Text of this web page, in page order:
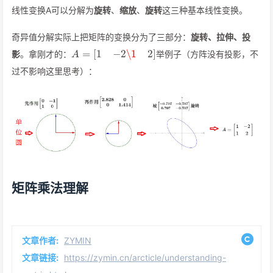
线性变换A可以分解为旋转、 缩放、 旋转这三种基本线性变换。
奇异值分解实际上把矩阵的变换分为了三部分： 旋转、拉伸、投
影。拿刚才的：
A −2 ]
举例子（方阵没有投影，不
过不影响这里思考）：
矩阵乘法理解
文章作者: ZYMIN
文章链接: https://zymin.cn/arcticle/understanding-